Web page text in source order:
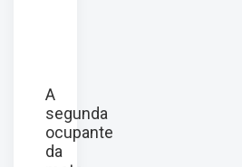
A
segunda
ocupante
da